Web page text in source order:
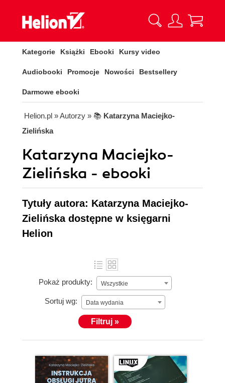
Kategorie Książki Ebooki Kursy video
Audiobooki Promocje Nowości Bestsellery
Darmowe ebooki
Helion.pl » Autorzy » 📚 Katarzyna Maciejko-
Zielińska
Katarzyna Maciejko-
Zielińska - ebooki
Tytuły autora: Katarzyna Maciejko-
Zielińska dostępne w księgarni
Helion
Pokaż produkty: Wszystkie
Sortuj wg: Data wydania
Filtruj »